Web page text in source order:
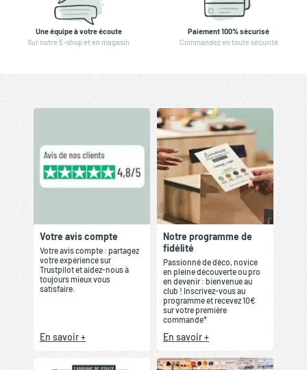
Une équipe à votre écoute
Sur notre E-shop et en magasin
Paiement 100% sécurisé
Commandez en toute sécurité
Votre avis compte
Votre avis compte : partagez
votre expérience sur
Trustpilot et aidez-nous à
toujours mieux vous
satisfaire.
En savoir +
Notre programme de
fidélité
Passionné de déco, novice
en pleine découverte ou pro
en devenir : bienvenue au
club ! Inscrivez-vous au
programme et recevez 10€
sur votre première
commande*
En savoir +